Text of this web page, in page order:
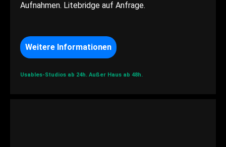
Aufnahmen. Litebridge auf Anfrage.
Weitere Informationen
Usables-Studios ab 24h. Außer Haus ab 48h.